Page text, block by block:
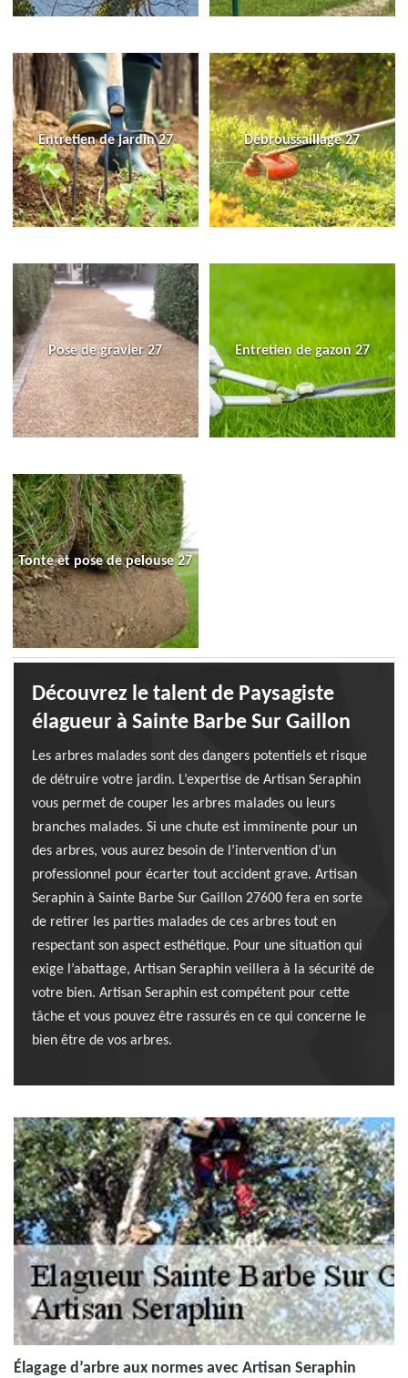
Entretien de jardin 27 Débroussaillage 27
Pose de gravier 27 Entretien de gazon 27
Tonte et pose de pelouse 27
Découvrez le talent de Paysagiste
élagueur à Sainte Barbe Sur Gaillon
Les arbres malades sont des dangers potentiels et risque
de détruire votre jardin. L’expertise de Artisan Seraphin
vous permet de couper les arbres malades ou leurs
branches malades. Si une chute est imminente pour un
des arbres, vous aurez besoin de l’intervention d’un
professionnel pour écarter tout accident grave. Artisan
Seraphin à Sainte Barbe Sur Gaillon 27600 fera en sorte
de retirer les parties malades de ces arbres tout en
respectant son aspect esthétique. Pour une situation qui
exige l’abattage, Artisan Seraphin veillera à la sécurité de
votre bien. Artisan Seraphin est compétent pour cette
tâche et vous pouvez être rassurés en ce qui concerne le
bien être de vos arbres.
Élagage d’arbre aux normes avec Artisan Seraphin